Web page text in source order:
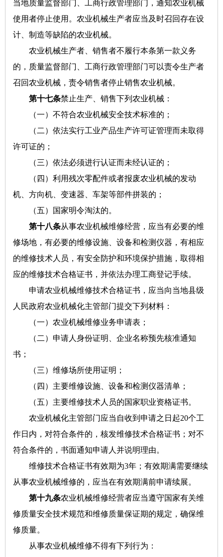
当地质量监督部门、工商行政管理部门，通知农业机械
使用者停止使用。农业机械生产者应当及时召回存在设
计、制造等缺陷的农业机械。
农业机械生产者、销售者不履行本条第一款义务
的，质量监督部门、工商行政管理部门可以责令生产者
召回农业机械，责令销售者停止销售农业机械。
第十七条禁止生产、销售下列农业机械：
（一）不符合农业机械安全技术标准的；
（二）依法实行工业产品生产许可证管理而未取得
许可证的；
（三）依法必须进行认证而未经认证的；
（四）利用残次零配件或者报废农业机械的发动
机、方向机、变速器、车架等部件拼装的；
（五）国家明令淘汰的。
第十八条从事农业机械维修经营，应当有必要的维
修场地，有必要的维修设施、设备和检测仪器，有相应
的维修技术人员，有安全防护和环境保护措施，取得相
应的维修技术合格证书，并依法办理工商登记手续。
申请农业机械维修技术合格证书，应当向当地县级
人民政府农业机械化主管部门提交下列材料：
（一）农业机械维修业务申请表；
（二）申请人身份证明、企业名称预先核准通知
书；
（三）维修场所使用证明；
（四）主要维修设施、设备和检测仪器清单；
（五）主要维修技术人员的国家职业资格证书。
农业机械化主管部门应当自收到申请之日起20个工
作日内，对符合条件的，核发维修技术合格证书；对不
符合条件的，书面通知申请人并说明理由。
维修技术合格证书有效期为3年；有效期满需要继续
从事农业机械维修的，应当在有效期满前申请续展。
第十九条农业机械维修经营者应当遵守国家有关维
修质量安全技术规范和维修质量保证期的规定，确保维
修质量。
从事农业机械维修不得有下列行为：